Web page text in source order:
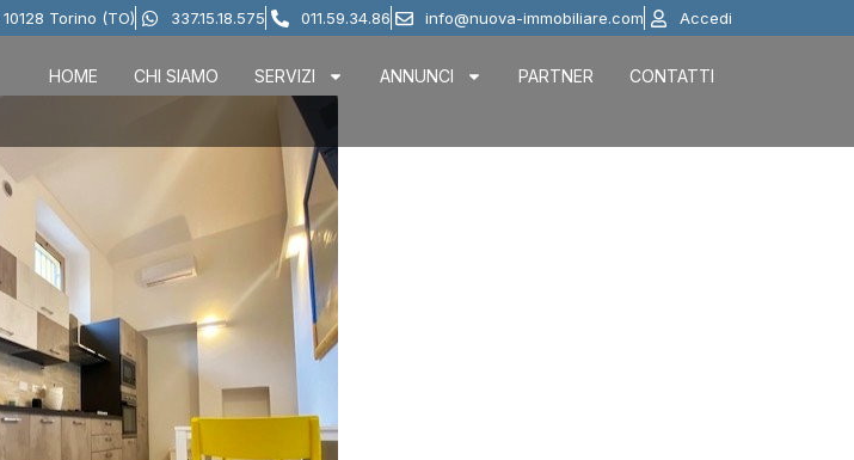
Torino (TO) 337.15.18.575 011.59.34.86 info@nuova-immobiliare.com Accedi
HOME CHI SIAMO SERVIZI ANNUNCI PARTNER CONTATTI